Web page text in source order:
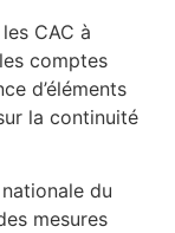
CAC à
comptes
d’éléments
la continuité
du
mesures